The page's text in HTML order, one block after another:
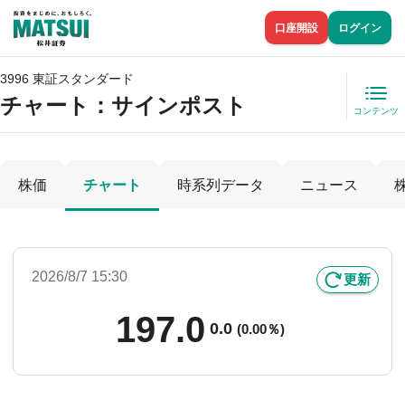
口座開設 ログイン
3996 東証スタンダード
チャート： サインポスト コンテンツ
株価 チャート 時系列データ ニュース
2026/8/7 15:30 更新
197.0 0.0 (0.00％)